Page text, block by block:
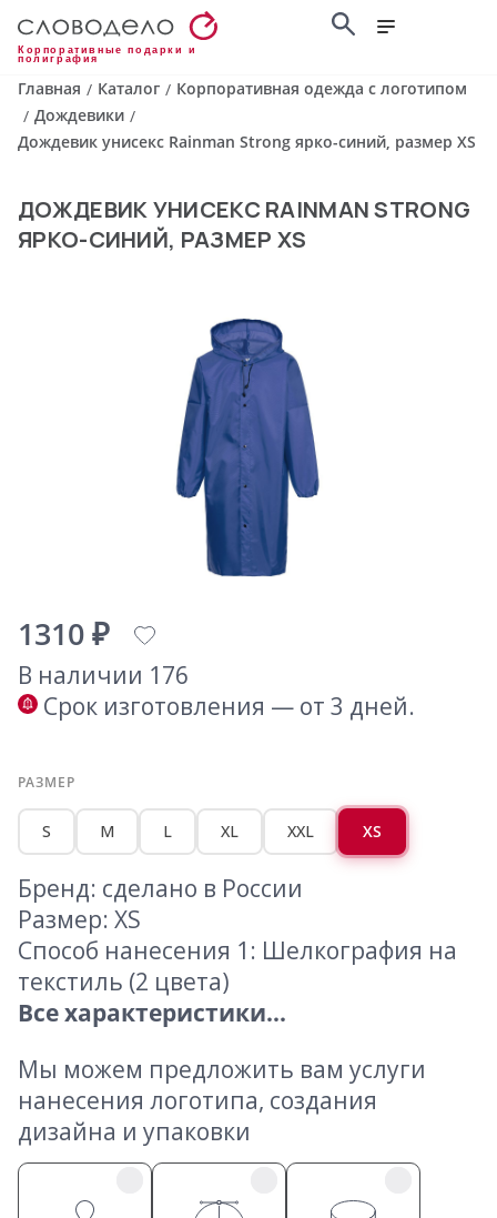
Корпоративные подарки и
полиграфия
Главная / Каталог / Корпоративная одежда с логотипом
/ Дождевики /
Дождевик унисекс Rainman Strong ярко-синий, размер XS
ДОЖДЕВИК УНИСЕКС RAINMAN STRONG
ЯРКО-СИНИЙ, РАЗМЕР XS
1310 ₽
В наличии 176
Срок изготовления — от 3 дней.
РАЗМЕР
S M L XL XXL XS
Бренд: сделано в России
Размер: XS
Способ нанесения 1: Шелкография на
текстиль (2 цвета)
Все характеристики...
Мы можем предложить вам услуги
нанесения логотипа, создания
дизайна и упаковки